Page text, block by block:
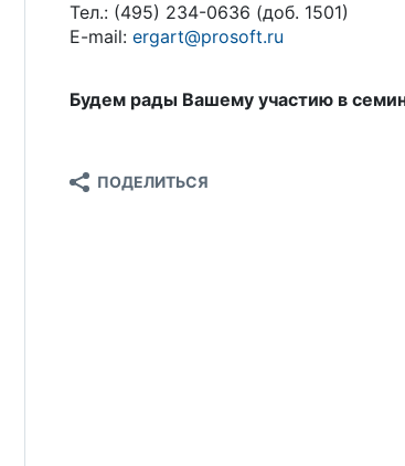
Тел.: (495) 234-0636 (доб. 1501)
E-mail: ergart@prosoft.ru
Будем рады Вашему участию в
ПОДЕЛИТЬСЯ